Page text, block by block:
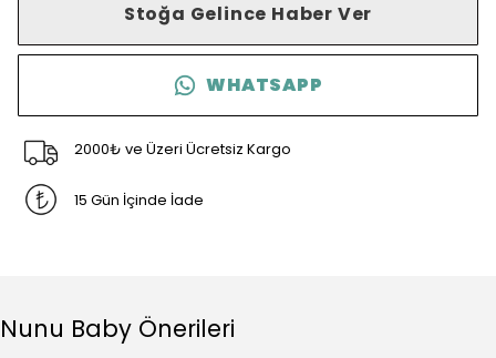
Stoğa Gelince Haber Ver
WHATSAPP
2000₺ ve Üzeri Ücretsiz Kargo
15 Gün İçinde İade
Nunu Baby Önerileri